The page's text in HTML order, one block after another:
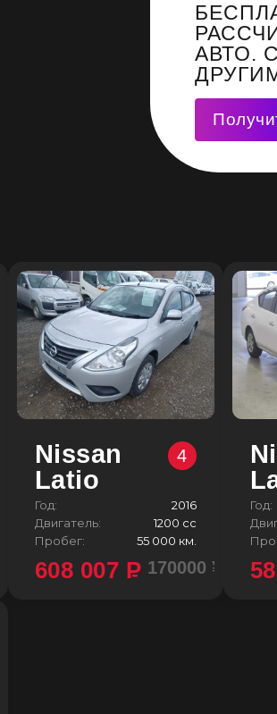
АВТО.
Nissan
Latio
4
Год:
2016
Двигатель:
1200 сс
Пробег:
55 000 км.
608 007 P 170000 ¥
Год: